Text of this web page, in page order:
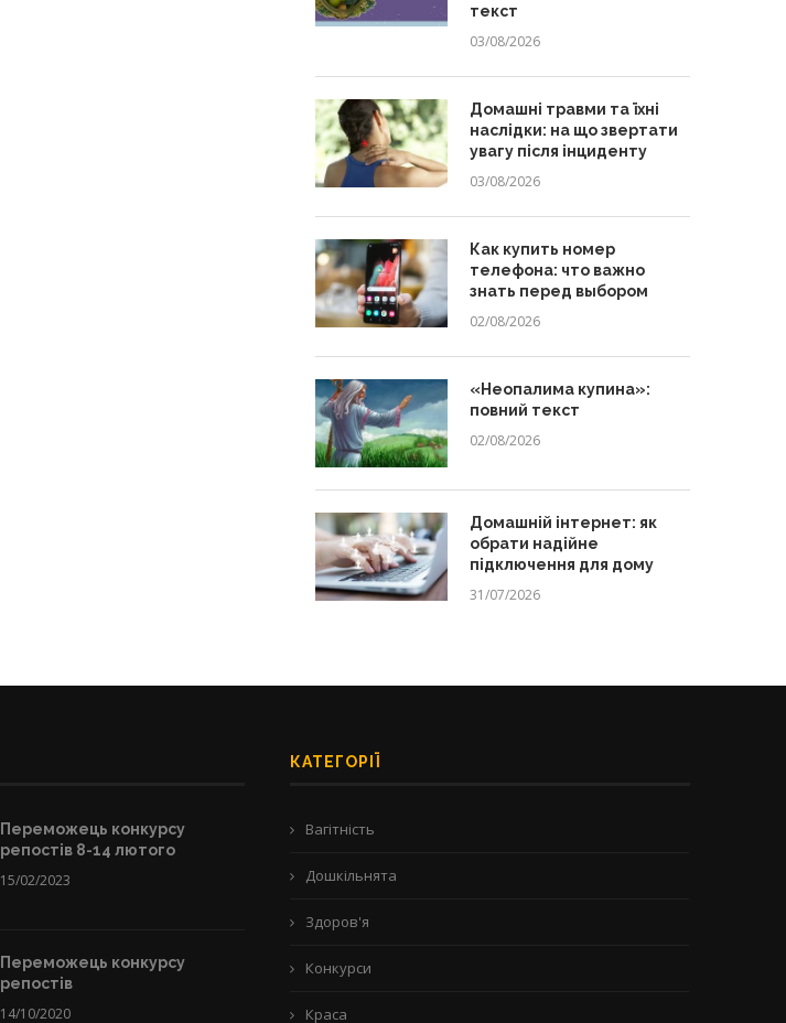
текст
03/08/2026
Домашні травми та їхні
наслідки: на що звертати
увагу після інциденту
03/08/2026
Как купить номер
телефона: что важно
знать перед выбором
02/08/2026
«Неопалима купина»:
повний текст
02/08/2026
Домашній інтернет: як
обрати надійне
підключення для дому
31/07/2026
Переможець конкурсу
репостів 8-14 лютого
15/02/2023
Переможець конкурсу
репостів
14/10/2020
КАТЕГОРІЇ
Вагітність
Дошкільнята
Здоров'я
Конкурси
Краса